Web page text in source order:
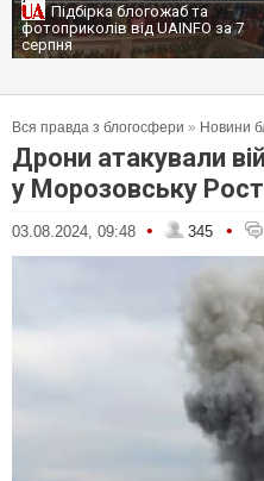
Підбірка блогожаб та
фотоприколів від UAINFO за 7
серпня
Вся правда з блогосфери » Новини
Дрони атакували
у Морозовську
03.08.2024, 09:48 • 345 •